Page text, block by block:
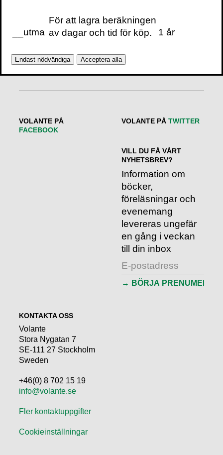
Webbplats
Wim Hof-metoden
VOLANTE PÅ
FACEBOOK
VOLANTE PÅ TWITTER
VILL DU FÅ VÅRT
NYHETSBREV?
Information om
böcker,
föreläsningar och
evenemang
levereras ungefär
en gång i veckan
till din inbox
KONTAKTA OSS
Volante
Stora Nygatan 7
SE-111 27 Stockholm
Sweden
+46(0) 8 702 15 19
info@volante.se
Fler kontaktuppgifter
Cookieinställningar
__utma
För att lagra beräkningen
av dagar och tid för köp.
1 år
Endast nödvändiga Acceptera alla